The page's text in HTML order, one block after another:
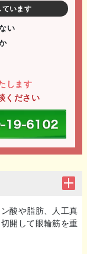
ています
い
します
ください
酸や脂肪、人工真
開して眼輪筋を重